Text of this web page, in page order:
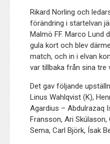
Rikard Norling och
förändring i startelvan
Malmö FF. Marco Lund
gula kort och blev
match, och in i elvan
var tillbaka från sina tre
Det gav följande
Linus Wahlqvist (K),
Agardius – Abdulrazaq
Fransson, Ari
Sema, Carl Björk, Ísak